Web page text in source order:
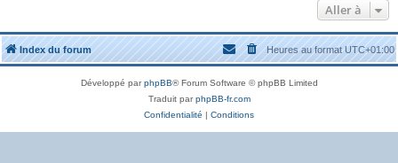
e
r
Aller à
Index du forum Heures au formatUTC+01:00
Développé parphpBB® Forum Software © phpBB Limited
Traduit parphpBB-fr.com
Confidentialité | Conditions